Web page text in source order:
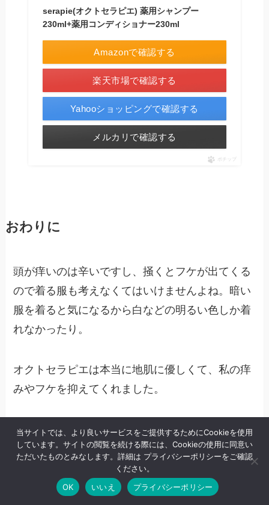
serapie(オクトセラピエ) 薬用シャンプー
230ml+薬用コンディショナー230ml
Amazonで確認する
楽天市場で確認する
Yahooショッピングで確認する
メルカリで確認する
ポチップ
おわりに
頭が痒いのは辛いですし、掻くとフケが出てくる
ので着る服も考えなくてはいけませんよね。暗い
服を着ると気になるから白などの明るい色しか着
れなかったり。
オクトセラピエは本当に地肌に優しくて、私の痒
みやフケを抑えてくれました。
もし悩んでいる方がいれば、一度トライしてみる
のもいいと思います。
あなたのお悩みが解決されますように。
当サイトでは、より良いサービスをご提供するためにCookieを使用
しています。サイトの閲覧を続ける際には、Cookieの使用に同意い
ただいたものとみなします。詳細は プライバシーポリシーをご確認
ください。
OK
いいえ プライバシーポリシー